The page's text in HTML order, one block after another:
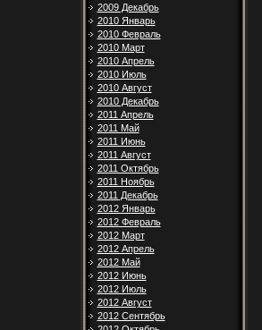
2009 Декабрь
2010 Январь
2010 Февраль
2010 Март
2010 Апрель
2010 Июль
2010 Август
2010 Декабрь
2011 Апрель
2011 Май
2011 Июнь
2011 Август
2011 Октябрь
2011 Ноябрь
2011 Декабрь
2012 Январь
2012 Февраль
2012 Март
2012 Апрель
2012 Май
2012 Июнь
2012 Июль
2012 Август
2012 Сентябрь